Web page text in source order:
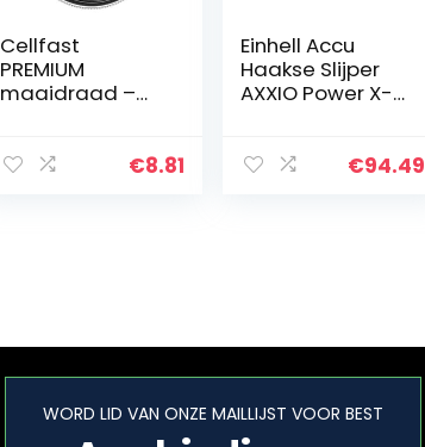
Cellfast
PREMIUM
maaidraad –
versterkt met€8.81
Einhell Accu
Haakse Slijper
AXXIO Power X-
8500 rpm,
€94.49
WORD LID VAN ONZE MAILLIJST VOOR BEST